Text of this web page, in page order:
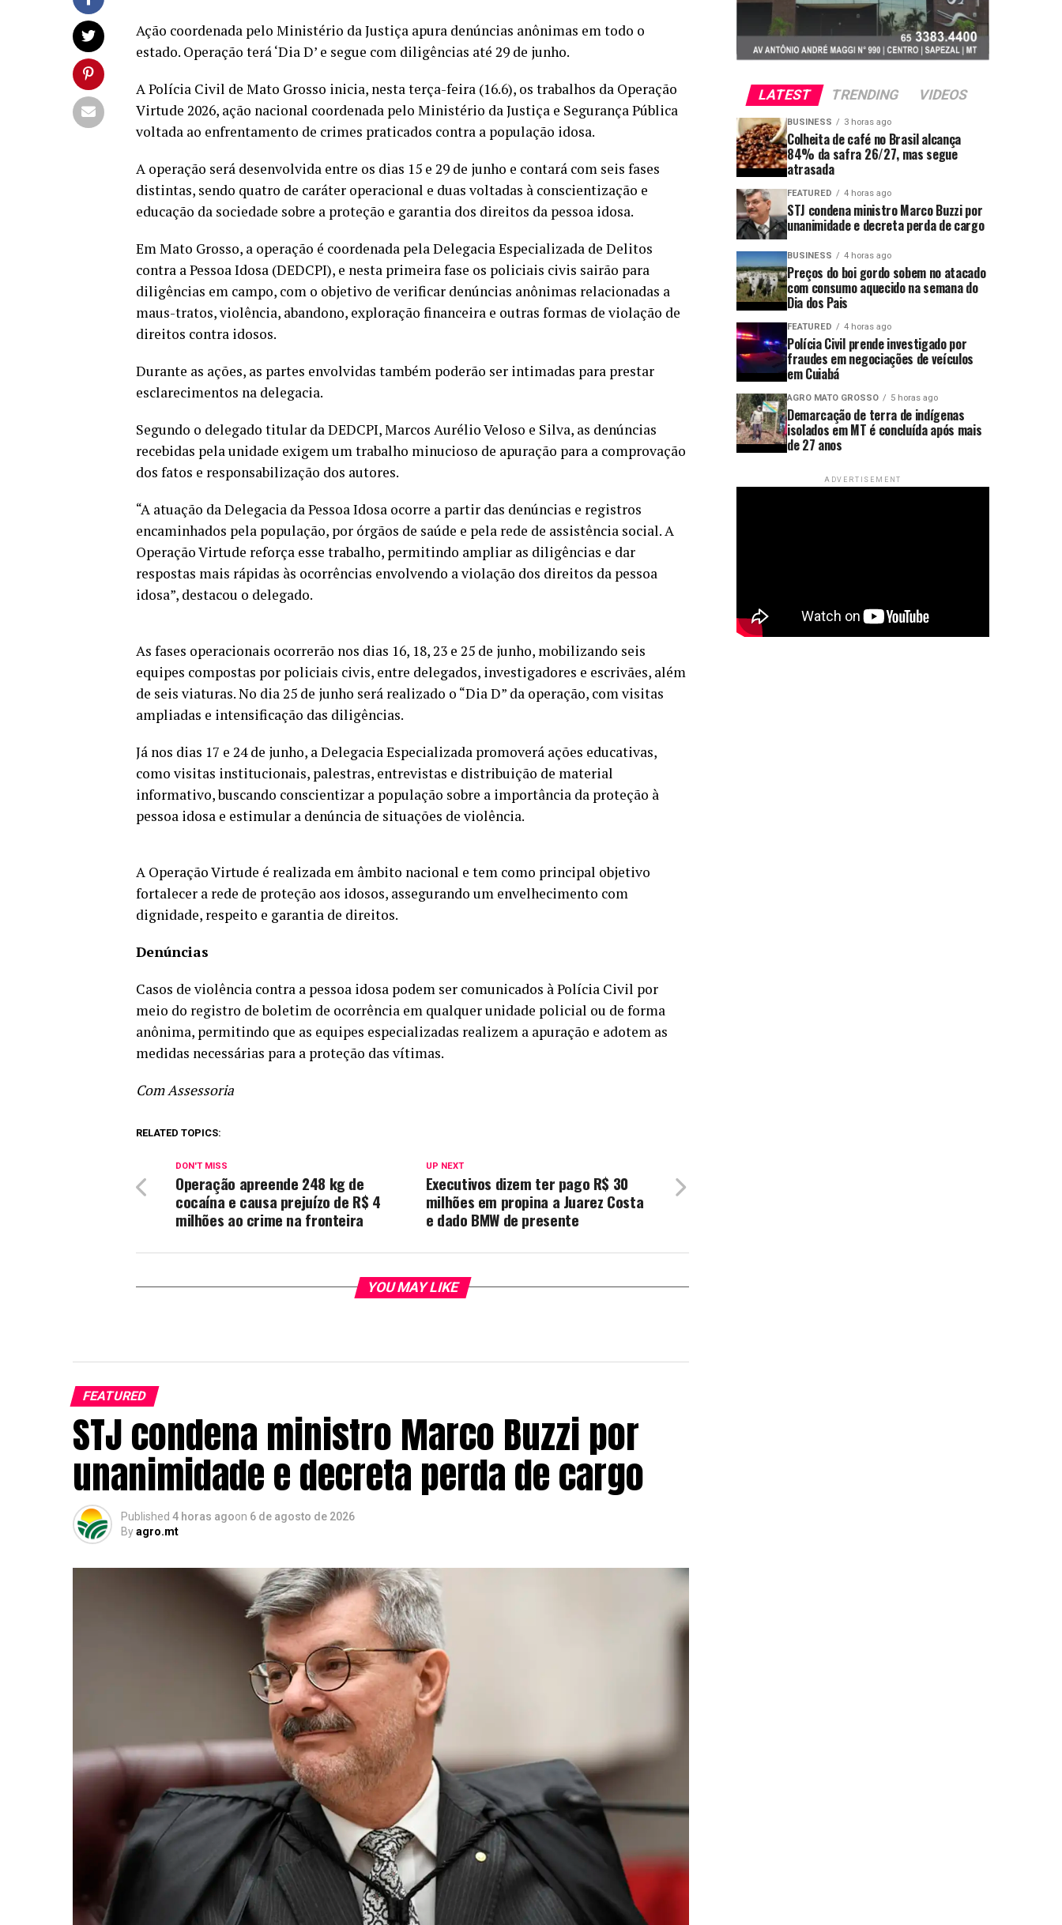
Ação coordenada pelo Ministério da Justiça apura denúncias anônimas em todo o
estado. Operação terá ‘Dia D’ e segue com diligências até 29 de junho.
A Polícia Civil de Mato Grosso inicia, nesta terça-feira (16.6), os trabalhos da Operação
Virtude 2026, ação nacional coordenada pelo Ministério da Justiça e Segurança Pública
voltada ao enfrentamento de crimes praticados contra a população idosa.
A operação será desenvolvida entre os dias 15 e 29 de junho e contará com seis fases
distintas, sendo quatro de caráter operacional e duas voltadas à conscientização e
educação da sociedade sobre a proteção e garantia dos direitos da pessoa idosa.
Em Mato Grosso, a operação é coordenada pela Delegacia Especializada de Delitos
contra a Pessoa Idosa (DEDCPI), e nesta primeira fase os policiais civis sairão para
diligências em campo, com o objetivo de verificar denúncias anônimas relacionadas a
maus-tratos, violência, abandono, exploração financeira e outras formas de violação de
direitos contra idosos.
Durante as ações, as partes envolvidas também poderão ser intimadas para prestar
esclarecimentos na delegacia.
Segundo o delegado titular da DEDCPI, Marcos Aurélio Veloso e Silva, as denúncias
recebidas pela unidade exigem um trabalho minucioso de apuração para a comprovação
dos fatos e responsabilização dos autores.
“A atuação da Delegacia da Pessoa Idosa ocorre a partir das denúncias e registros
encaminhados pela população, por órgãos de saúde e pela rede de assistência social. A
Operação Virtude reforça esse trabalho, permitindo ampliar as diligências e dar
respostas mais rápidas às ocorrências envolvendo a violação dos direitos da pessoa
idosa”, destacou o delegado.
As fases operacionais ocorrerão nos dias 16, 18, 23 e 25 de junho, mobilizando seis
equipes compostas por policiais civis, entre delegados, investigadores e escrivães, além
de seis viaturas. No dia 25 de junho será realizado o “Dia D” da operação, com visitas
ampliadas e intensificação das diligências.
Já nos dias 17 e 24 de junho, a Delegacia Especializada promoverá ações educativas,
como visitas institucionais, palestras, entrevistas e distribuição de material
informativo, buscando conscientizar a população sobre a importância da proteção à
pessoa idosa e estimular a denúncia de situações de violência.
A Operação Virtude é realizada em âmbito nacional e tem como principal objetivo
fortalecer a rede de proteção aos idosos, assegurando um envelhecimento com
dignidade, respeito e garantia de direitos.
Denúncias
Casos de violência contra a pessoa idosa podem ser comunicados à Polícia Civil por
meio do registro de boletim de ocorrência em qualquer unidade policial ou de forma
anônima, permitindo que as equipes especializadas realizem a apuração e adotem as
medidas necessárias para a proteção das vítimas.
Com Assessoria
RELATED TOPICS:
UP NEXT
Executivos dizem ter pago R$ 30
milhões em propina a Juarez Costa
e dado BMW de presente
DON'T MISS
Operação apreende 248 kg de
cocaína e causa prejuízo de R$ 4
milhões ao crime na fronteira
YOU MAY LIKE
FEATURED
STJ condena ministro Marco Buzzi por
unanimidade e decreta perda de cargo
Published 4 horas agoon 6 de agosto de 2026
Byagro.mt
LATEST TRENDING VIDEOS
BUSINESS 3 horas ago
Colheita de café no Brasil alcança
84% da safra 26/27, mas segue
atrasada
FEATURED 4 horas ago
STJ condena ministro Marco Buzzi por
unanimidade e decreta perda de cargo
BUSINESS 4 horas ago
Preços do boi gordo sobem no atacado
com consumo aquecido na semana do
Dia dos Pais
FEATURED 4 horas ago
Polícia Civil prende investigado por
fraudes em negociações de veículos
em Cuiabá
AGRO MATO GROSSO 5 horas ago
Demarcação de terra de indígenas
isolados em MT é concluída após mais
de 27 anos
ADVERTISEMENT